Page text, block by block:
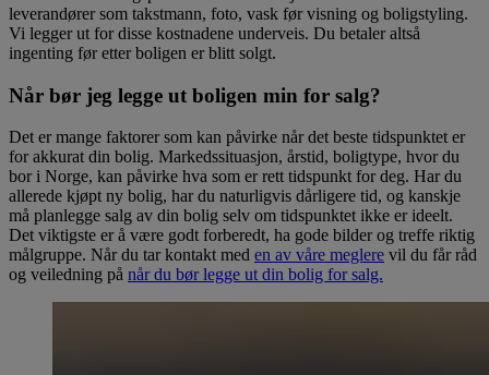
leverandører som takstmann, foto, vask før visning og boligstyling.
Vi legger ut for disse kostnadene underveis. Du betaler altså
ingenting før etter boligen er blitt solgt.
Når bør jeg legge ut boligen min for salg?
Det er mange faktorer som kan påvirke når det beste tidspunktet er
for akkurat din bolig. Markedssituasjon, årstid, boligtype, hvor du
bor i Norge, kan påvirke hva som er rett tidspunkt for deg. Har du
allerede kjøpt ny bolig, har du naturligvis dårligere tid, og kanskje
må planlegge salg av din bolig selv om tidspunktet ikke er ideelt.
Det viktigste er å være godt forberedt, ha gode bilder og treffe riktig
målgruppe. Når du tar kontakt med en av våre meglere vil du får råd
og veiledning på når du bør legge ut din bolig for salg.